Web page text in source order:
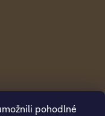
pohodlné